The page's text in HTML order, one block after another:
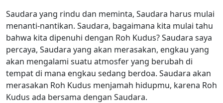
Saudara yang rindu dan meminta, Saudara harus mulai
menanti-nantikan. Saudara, bagaimana kita mulai tahu
bahwa kita dipenuhi dengan Roh Kudus? Saudara saya
percaya, Saudara yang akan merasakan, engkau yang
akan mengalami suatu atmosfer yang berubah di
tempat di mana engkau sedang berdoa. Saudara akan
merasakan Roh Kudus menjamah hidupmu, karena Roh
Kudus ada bersama dengan Saudara.